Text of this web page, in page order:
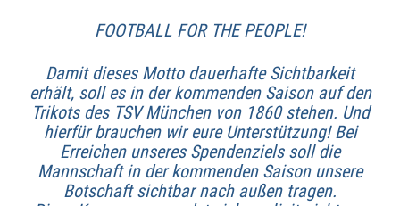
FOOTBALL FOR THE PEOPLE!
Damit dieses Motto dauerhafte Sichtbarkeit
erhält, soll es in der kommenden Saison auf den
Trikots des TSV München von 1860 stehen. Und
hierfür brauchen wir eure Unterstützung! Bei
Erreichen unseres Spendenziels soll die
Mannschaft in der kommenden Saison unsere
Botschaft sichtbar nach außen tragen.